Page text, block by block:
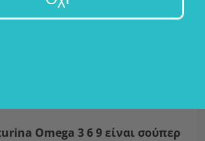
Omega 3 6 9 είναι σούπερ